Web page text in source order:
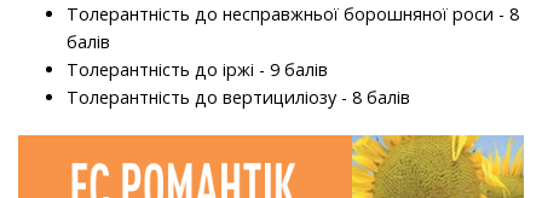
Толерантність до несправжньої борошняної роси - 8
балів
Толерантність до іржі - 9 балів
Толерантність до вертициліозу - 8 балів